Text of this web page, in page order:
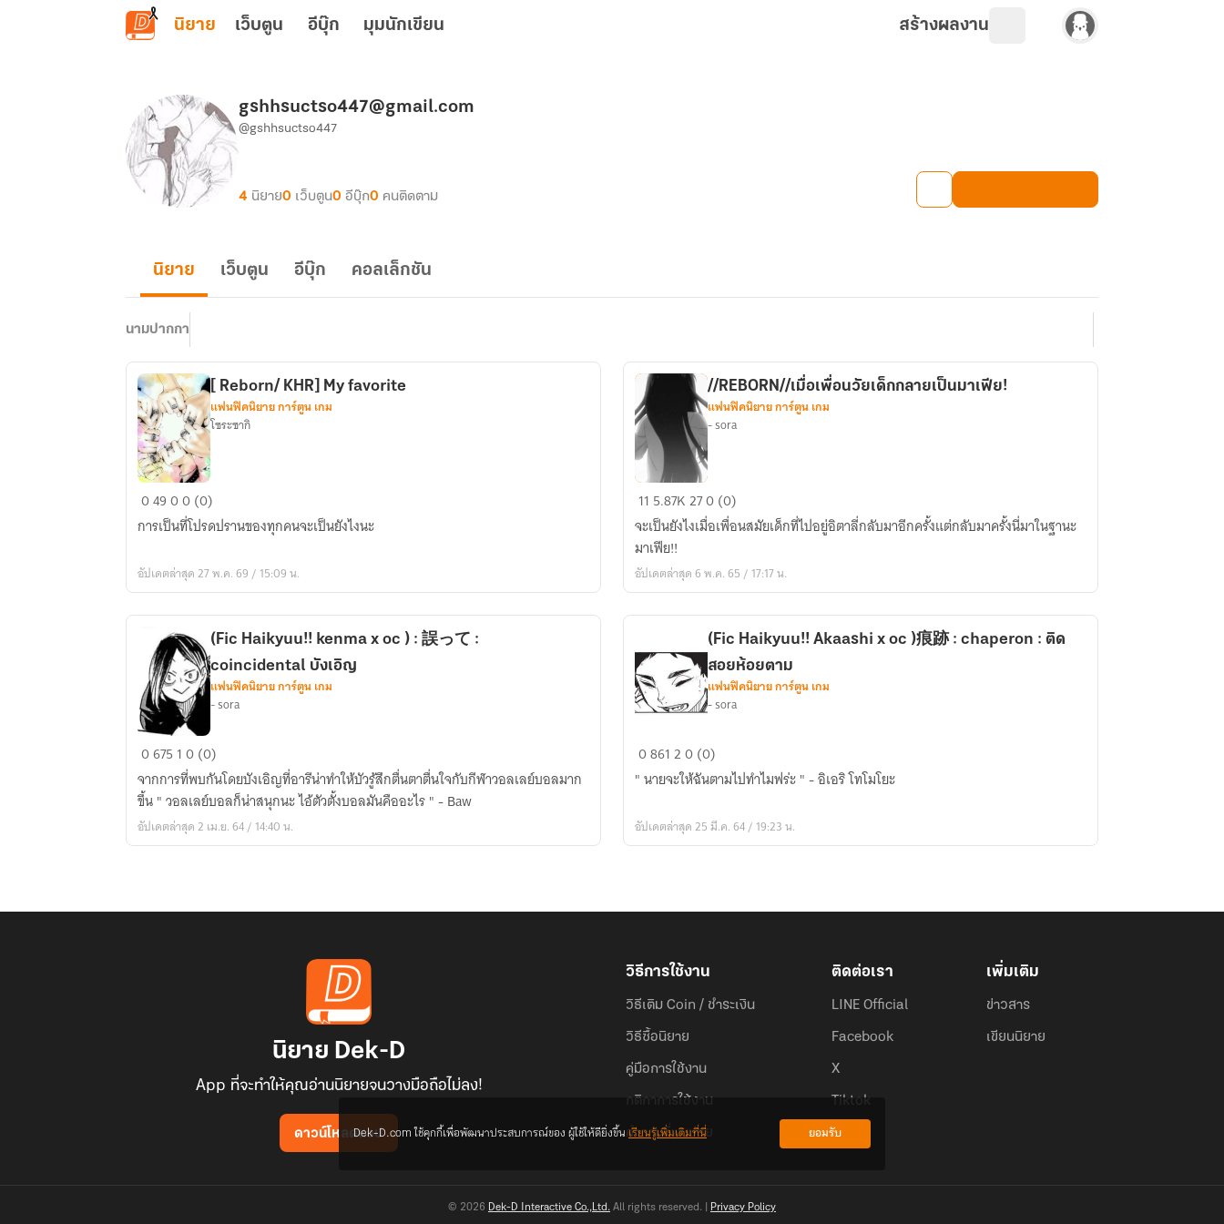
ข้ามไปยังเนื้อหาหลัก
นิยาย เว็บตูน อีบุ๊ก มุมนักเขียน สร้างผลงาน
gshhsuctso447@gmail.com
@gshhsuctso447
4 นิยาย0 เว็บตูน0 อีบุ๊ก0 คนติดตาม
นิยาย เว็บตูน อีบุ๊ก คอลเล็กชัน
นามปากกา
Reborn/
KHR]
favorite
[ Reborn/ KHR] My favorite
แฟนฟิคนิยาย การ์ตูน เกม
โซระซากิ
04900 (0)
การเป็นที่โปรดปรานของทุกคนจะเป็นยังไงนะ
อัปเดตล่าสุด 27 พ.ค. 69 / 15:09 น.
//REBORN//
เมื่อ
เพื่อน
วัย
เด็ก
//REBORN//เมื่อเพื่อนวัยเด็กกลายเป็นมาเฟีย!
แฟนฟิคนิยาย การ์ตูน เกม
- sora
11 5.87K270 (0)
จะเป็นยังไงเมื่อเพื่อนสมัยเด็กที่ไปอยู่อิตาลี่กลับมาอีกครั้งแต่กลับมาครั้งนี่มาในฐานะ
มาเฟีย!!
อัปเดตล่าสุด 6 พ.ค. 65 / 17:17 น.
(Fic
Haikyuu!!
kenma
x
oc
(Fic Haikyuu!! kenma x oc ) : 誤って :
coincidental บังเอิญ
แฟนฟิคนิยาย การ์ตูน เกม
- sora
0675 10 (0)
จากการที่พบกันโดยบังเอิญที่อารีน่าทำให้บัวรู้สึกตื่นตาตื่นใจกับกีฬาวอลเลย์บอลมาก
ขึ้น " วอลเลย์บอลก็น่าสนุกนะ ไอ้ตัวตั้งบอลมันคืออะไร " - Baw
อัปเดตล่าสุด 2 เม.ย. 64 / 14:40 น.
(Fic
Haikyuu!!
Akaashi
oc
:
สอย
ห้อย
(Fic Haikyuu!! Akaashi x oc )痕跡 : chaperon : ติด
สอยห้อยตาม
แฟนฟิคนิยาย การ์ตูน เกม
- sora
086120 (0)
" นายจะให้ฉันตามไปทำไมฟร่ะ " - อิเอริ โทโมโยะ
อัปเดตล่าสุด 25 มี.ค. 64 / 19:23 น.
นิยาย Dek-D
App ที่จะทำให้คุณอ่านนิยายจนวางมือถือไม่ลง!
ดาวน์โหลดแอป
วิธีการใช้งาน
วิธีเติม Coin / ชำระเงิน
วิธีซื้อนิยาย
คู่มือการใช้งาน
กติกาการใช้งาน
คำถามที่พบบ่อย
ติดต่อเรา
LINE Official
Facebook
X
Tiktok
เพิ่มเติม
ข่าวสาร
เขียนนิยาย
© 2026 Dek-D Interactive Co.,Ltd. All rights reserved. | Privacy Policy
Dek-D.com ใช้คุกกี้เพื่อพัฒนาประสบการณ์ของ ผู้ใช้ให้ดียิ่งขึ้นเรียนรู้เพิ่มเติมที่นี่ ยอมรับ